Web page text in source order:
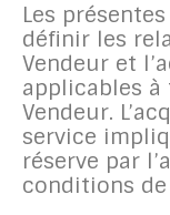
Les
définir les
Vendeur et
applicables
Vendeur.
service
réserve par
conditions de